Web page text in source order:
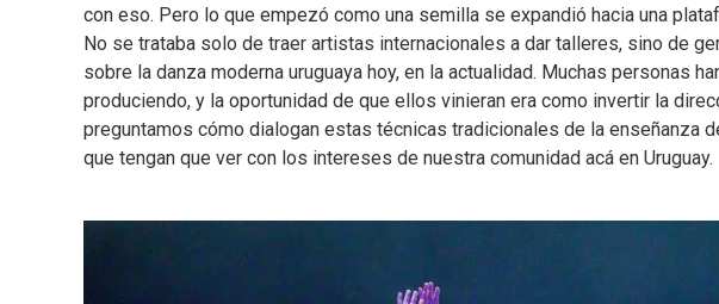
con eso. Pero lo que empezó como una semilla se expandió hacia una
No se trataba solo de traer artistas internacionales a dar talleres, sino de
sobre la danza moderna uruguaya hoy, en la actualidad. Muchas personas
produciendo, y la oportunidad de que ellos vinieran era como invertir la
preguntamos cómo dialogan estas técnicas tradicionales de la enseñanza
que tengan que ver con los intereses de nuestra comunidad acá en Uruguay.